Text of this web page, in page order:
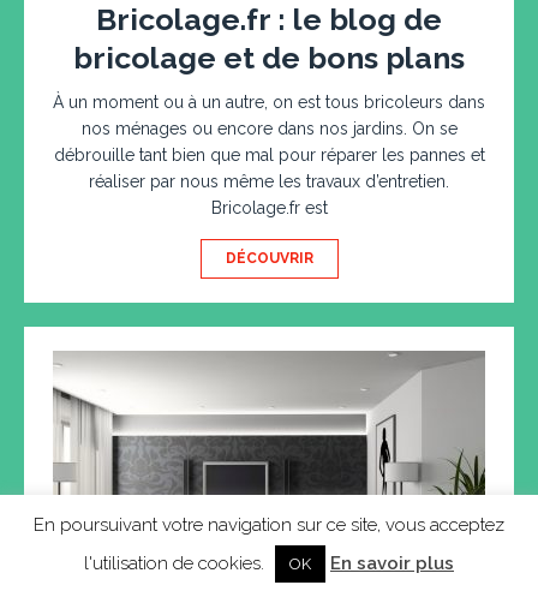
Bricolage.fr : le blog de
bricolage et de bons plans
À un moment ou à un autre, on est tous bricoleurs dans
nos ménages ou encore dans nos jardins. On se
débrouille tant bien que mal pour réparer les pannes et
réaliser par nous même les travaux d’entretien.
Bricolage.fr est
DÉCOUVRIR
En poursuivant votre navigation sur ce site, vous acceptez
l'utilisation de cookies.
OK En savoir plus